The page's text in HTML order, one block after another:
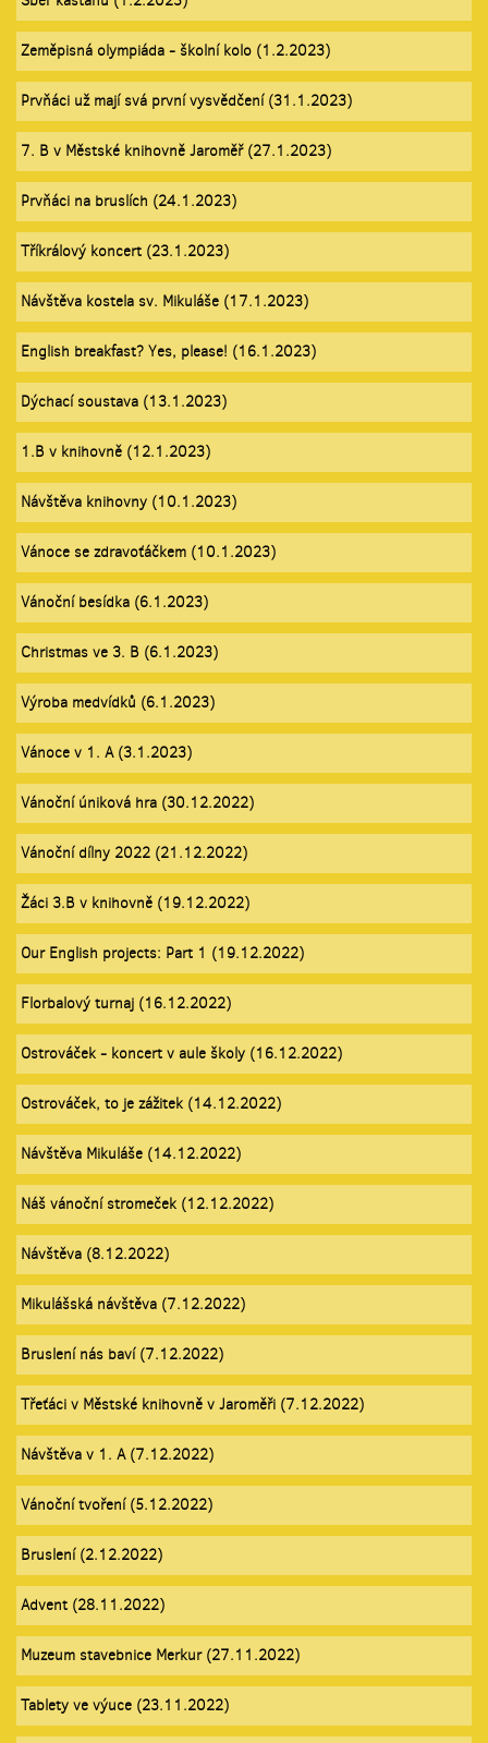
Zeměpisná olympiáda - školní kolo (1.2.2023)
Prvňáci už mají svá první vysvědčení (31.1.2023)
7. B v Městské knihovně Jaroměř (27.1.2023)
Prvňáci na bruslích (24.1.2023)
Tříkrálový koncert (23.1.2023)
Návštěva kostela sv. Mikuláše (17.1.2023)
English breakfast? Yes, please! (16.1.2023)
Dýchací soustava (13.1.2023)
1.B v knihovně (12.1.2023)
Návštěva knihovny (10.1.2023)
Vánoce se zdravoťáčkem (10.1.2023)
Vánoční besídka (6.1.2023)
Christmas ve 3. B (6.1.2023)
Výroba medvídků (6.1.2023)
Vánoce v 1. A (3.1.2023)
Vánoční úniková hra (30.12.2022)
Vánoční dílny 2022 (21.12.2022)
Žáci 3.B v knihovně (19.12.2022)
Our English projects: Part 1 (19.12.2022)
Florbalový turnaj (16.12.2022)
Ostrováček - koncert v aule školy (16.12.2022)
Ostrováček, to je zážitek (14.12.2022)
Návštěva Mikuláše (14.12.2022)
Náš vánoční stromeček (12.12.2022)
Návštěva (8.12.2022)
Mikulášská návštěva (7.12.2022)
Bruslení nás baví (7.12.2022)
Třeťáci v Městské knihovně v Jaroměři (7.12.2022)
Návštěva v 1. A (7.12.2022)
Vánoční tvoření (5.12.2022)
Bruslení (2.12.2022)
Advent (28.11.2022)
Muzeum stavebnice Merkur (27.11.2022)
Tablety ve výuce (23.11.2022)